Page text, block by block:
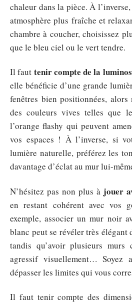
chaleur dans la pièce. À
atmosphère plus fraîche et
chambre à coucher, choisissez
que le bleu ciel ou le vert tendre.
Il faut tenir compte de la
elle bénéficie d’une grande
fenêtres bien positionnées,
des couleurs vives telles que
l’orange flashy qui peuvent
vos espaces ! À l’inverse, si
lumière naturelle, préférez les
davantage d’éclat au mur lui-
N’hésitez pas non plus à jouer
en restant cohérent avec vos
exemple, associer un mur noir
blanc peut se révéler très élégant
tandis qu’avoir plusieurs
agressif visuellement… Soyez
dépasser les limites qui vous
Il faut tenir compte des